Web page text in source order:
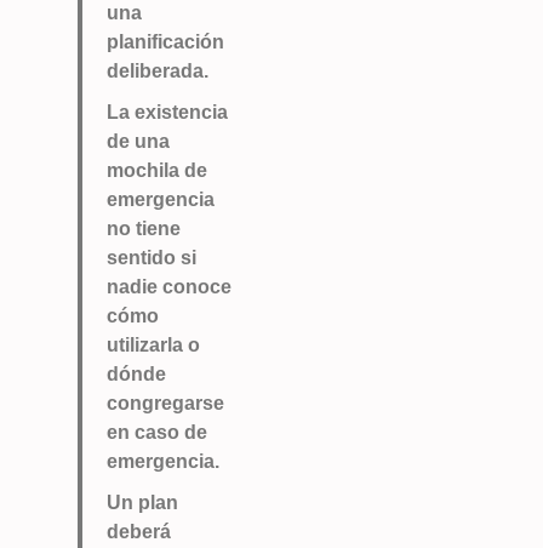
una
planificación
deliberada.
La existencia
de una
mochila de
emergencia
no tiene
sentido si
nadie conoce
cómo
utilizarla o
dónde
congregarse
en caso de
emergencia.
Un plan
deberá